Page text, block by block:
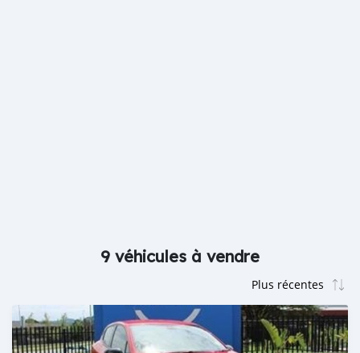
9 véhicules à vendre